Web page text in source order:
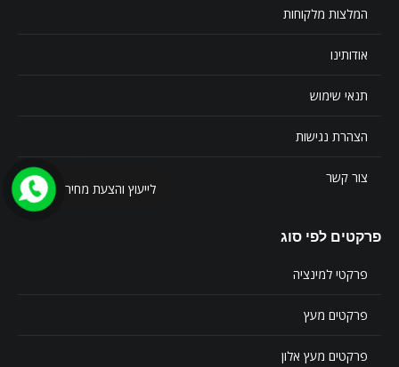
המלצות מלקוחות
אודותינו
תנאי שימוש
הצהרת נגישות
צור קשר
פרקטים לפי סוג
פרקטי למינציה
פרקטים מעץ
פרקטים מעץ אלון
לייעוץ והצעת מחיר